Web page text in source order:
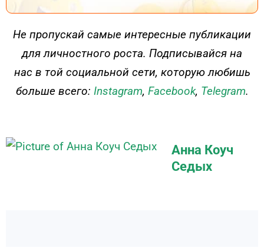
ДЕЙСТВУЙ
Не пропускай самые интересные публикации
для личностного роста. Подписывайся на
нас в той социальной сети, которую любишь
больше всего: Instagram, Facebook, Telegram.
Анна Коуч
Седых